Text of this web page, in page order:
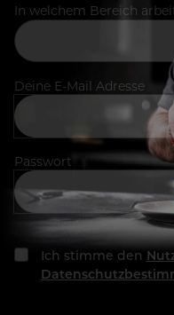
In welchem Bereich
Deine E-Mail Adresse
Passwort
Ich stimme den